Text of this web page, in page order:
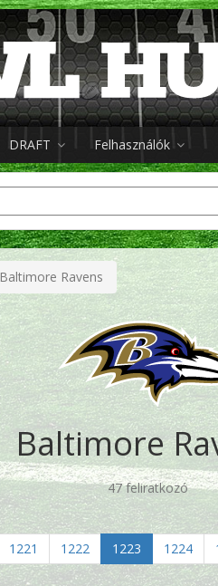
DRAFT Felhasználók
Baltimore Ravens
Baltimore
47 feliratkozó
1221 1222 1223 1224